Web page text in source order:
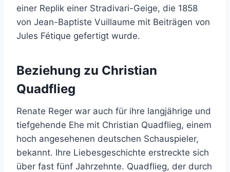
einer Replik einer Stradivari-Geige, die 1858
von Jean-Baptiste Vuillaume mit Beiträgen von
Jules Fétique gefertigt wurde.
Beziehung zu Christian
Quadflieg
Renate Reger war auch für ihre langjährige und
tiefgehende Ehe mit Christian Quadflieg, einem
hoch angesehenen deutschen Schauspieler,
bekannt. Ihre Liebesgeschichte erstreckte sich
über fast fünf Jahrzehnte. Quadflieg, der durch